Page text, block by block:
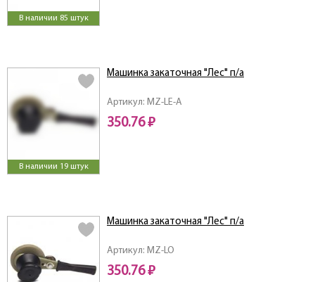
В наличии 85 штук
В наличии 19 штук
Артикул: MZ-LE-A
Машинка закаточная "Лес" п/а
350.76 ₽
Артикул: MZ-LO
Машинка закаточная "Лес" п/а
350.76 ₽